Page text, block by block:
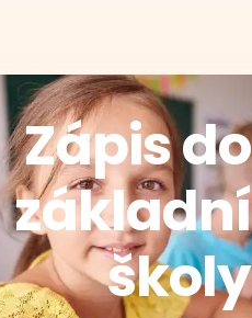
Zápis do
základní
školy